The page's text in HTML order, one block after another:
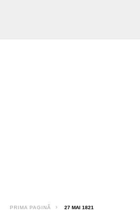
PRIMA PAGINĂ 27 MAI 1821